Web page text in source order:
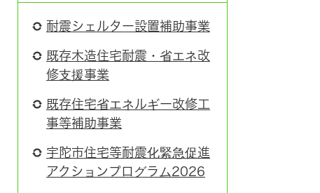
耐震シェルター設置補助事業
既存木造住宅耐震・省エネ改
修支援事業
既存住宅省エネルギー改修工
事等補助事業
宇陀市住宅等耐震化緊急促進
アクションプログラム2026